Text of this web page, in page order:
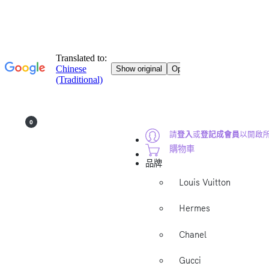
請登入或登記成會員以開啟
0
購物車
品牌
Louis Vuitton
Hermes
Chanel
Gucci